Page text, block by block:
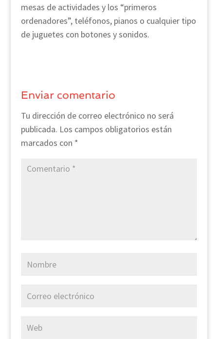
mesas de actividades y los “primeros
ordenadores”, teléfonos, pianos o cualquier tipo
de juguetes con botones y sonidos.
Enviar comentario
Tu dirección de correo electrónico no será
publicada. Los campos obligatorios están
marcados con *